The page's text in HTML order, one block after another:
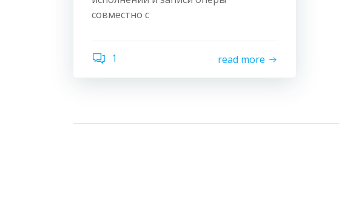
совместно с
1 read more